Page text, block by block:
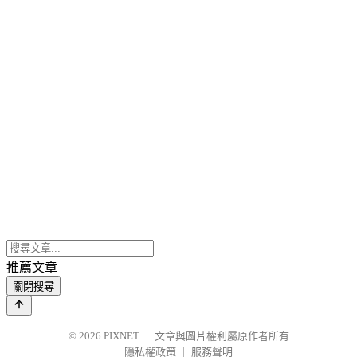
推薦文章
關閉搜尋
© 2026 PIXNET
文章與圖片權利屬原作者所有
隱私權政策
服務聲明